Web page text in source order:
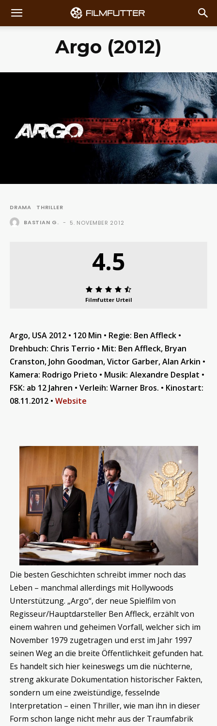
Argo (2012)
DRAMA
THRILLER
BASTIAN G. - 5. NOVEMBER 2012
4.5
Filmfutter Urteil
Argo, USA 2012 • 120 Min • Regie: Ben Affleck •
Drehbuch: Chris Terrio • Mit: Ben Affleck, Bryan
Cranston, John Goodman, Victor Garber, Alan Arkin •
Kamera: Rodrigo Prieto • Musik: Alexandre Desplat •
FSK: ab 12 Jahren • Verleih: Warner Bros. • Kinostart:
08.11.2012 • Website
Die besten Geschichten schreibt immer noch das
Leben – manchmal allerdings mit Hollywoods
Unterstützung. „Argo“, der neue Spielfilm von
Regisseur/Hauptdarsteller Ben Affleck, erzählt von
einem wahren und geheimen Vorfall, welcher sich im
November 1979 zugetragen und erst im Jahr 1997
seinen Weg an die breite Öffentlichkeit gefunden hat.
Es handelt sich hier keineswegs um die nüchterne,
streng akkurate Dokumentation historischer Fakten,
sondern um eine zweistündige, fesselnde
Interpretation – einen Thriller, wie man ihn in dieser
Form schon lange nicht mehr aus der Traumfabrik